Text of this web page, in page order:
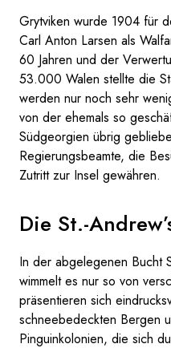
Grytviken wurde 1904 für
Carl Anton Larsen als
60 Jahren und der
53.000 Walen stellte die
werden nur noch sehr
von der ehemals so
Südgeorgien übrig
Regierungsbeamte, die
Zutritt zur Insel gewähren.
Die St.-
In der abgelegenen Bucht
wimmelt es nur so von
präsentieren sich
schneebedeckten Bergen
Pinguinkolonien, die sich